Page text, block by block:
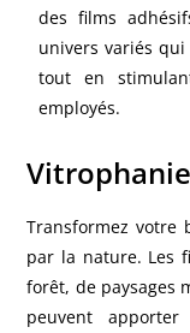
des films
univers variés
tout en
employés.
Transformez votre
par la nature. Les
forêt, de paysages
peuvent